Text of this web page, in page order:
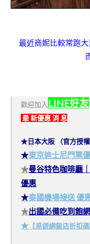
最近商妮比較常跑
歡迎加入 LINE好友
最 新優惠 消 息
★日本大阪 （官方授
★東京迪士尼門票
★曼谷特色咖啡廳
優惠
★泰國機場接送 優
★出國必備吃到飽
★ 【易遊網飯店折扣